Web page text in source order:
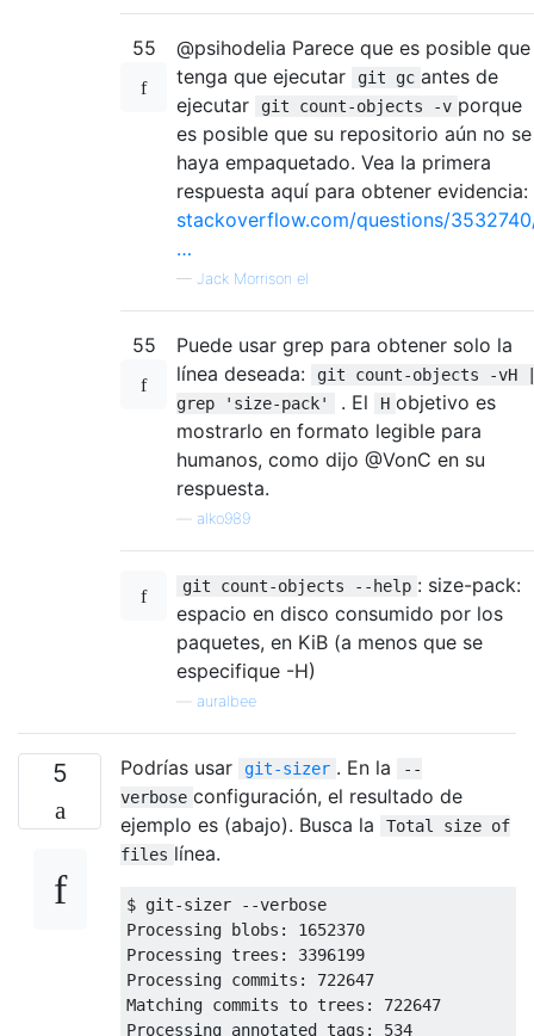
55
@psihodelia Parece que es posible que
tenga que ejecutar
git gc antes de
ejecutar
git count-objects -v porque
es posible que su repositorio aún no se
haya empaquetado. Vea la primera
respuesta aquí para obtener evidencia:
stackoverflow.com/questions/
…
— Jack Morrison el
55
Puede usar grep para obtener solo la
línea deseada:
git count-objects -vH
grep 'size-pack'
. El H objetivo es
mostrarlo en formato legible para
humanos, como dijo @VonC en su
respuesta.
alko989
git count-objects --help : size-pack:
espacio en disco consumido por los
paquetes, en KiB (a menos que se
especifique -H)
auralbee
5 Podrías usar git-sizer . En la
--
verbose configuración, el resultado de
ejemplo es (abajo). Busca la
Total size of
files línea.
$ git-sizer --verbose
Processing blobs: 1652370
Processing trees: 3396199
Processing commits: 722647
Matching commits to trees: 722647
Processing annotated tags: 534